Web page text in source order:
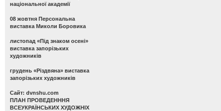
національної академії
08 жовтня Персональна
виставка Миколи Боровика
листопад «Під знаком осені»
виставка запорізьких
художників
грудень «Різдвяна» виставка
запорізьких художників
Сайт: dvnshu.com
ПЛАН ПРОВЕДЕНННЯ
ВСЕУКРАЇНСЬКИХ ХУДОЖНІХ